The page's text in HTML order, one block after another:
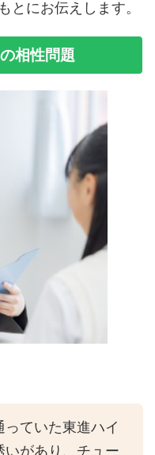
とにお伝えします。
相性問題
ていた東進ハイ
いがあり、チュー